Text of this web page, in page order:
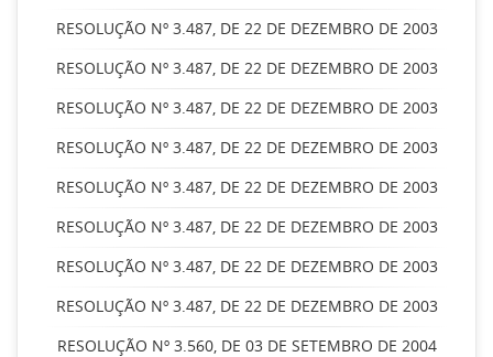
RESOLUÇÃO Nº 3.487, DE 22 DE DEZEMBRO DE 2003
RESOLUÇÃO Nº 3.487, DE 22 DE DEZEMBRO DE 2003
RESOLUÇÃO Nº 3.487, DE 22 DE DEZEMBRO DE 2003
RESOLUÇÃO Nº 3.487, DE 22 DE DEZEMBRO DE 2003
RESOLUÇÃO Nº 3.487, DE 22 DE DEZEMBRO DE 2003
RESOLUÇÃO Nº 3.487, DE 22 DE DEZEMBRO DE 2003
RESOLUÇÃO Nº 3.487, DE 22 DE DEZEMBRO DE 2003
RESOLUÇÃO Nº 3.487, DE 22 DE DEZEMBRO DE 2003
RESOLUÇÃO Nº 3.560, DE 03 DE SETEMBRO DE 2004